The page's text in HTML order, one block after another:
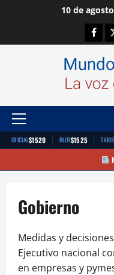
10 de
Menú
principal
OFICIAL$1520 | BLUE$1525 |
Gobierno
Medidas y
Ejecutivo nacional
en empresas y